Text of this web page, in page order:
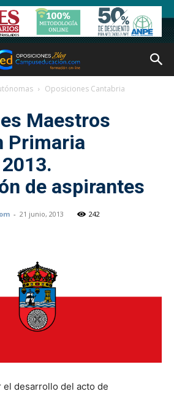
Oposiciones Cantabria
Maestros
Primaria
de aspirantes
- 21 junio, 2013 242
desarrollo del acto de